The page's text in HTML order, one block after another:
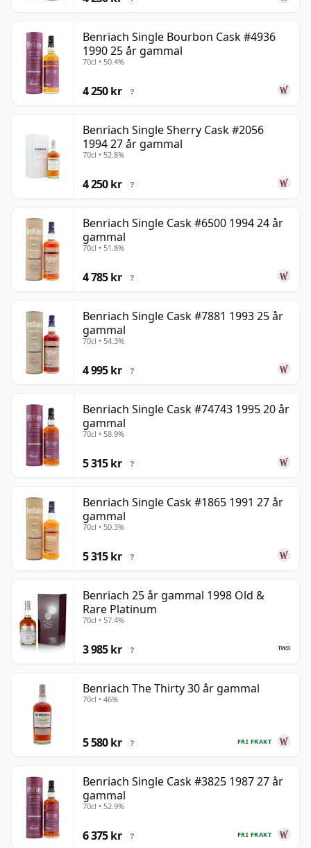
Benriach Single Bourbon Cask #4936
1990 25 år gammal
70cl • 50.4%
4 250 kr ?
Benriach Single Sherry Cask #2056
1994 27 år gammal
70cl • 52.8%
4 250 kr ?
Benriach Single Cask #6500 1994 24 år
gammal
70cl • 51.8%
4 785 kr ?
Benriach Single Cask #7881 1993 25 år
gammal
70cl • 54.3%
4 995 kr ?
Benriach Single Cask #74743 1995 20 år
gammal
70cl • 58.9%
5 315 kr ?
Benriach Single Cask #1865 1991 27 år
gammal
70cl • 50.3%
5 315 kr ?
Benriach 25 år gammal 1998 Old &
Rare Platinum
70cl • 57.4%
3 985 kr ?
Benriach The Thirty 30 år gammal
70cl • 46%
FRI FRAKT
5 580 kr ?
Benriach Single Cask #3825 1987 27 år
gammal
70cl • 52.9%
FRI FRAKT
6 375 kr ?